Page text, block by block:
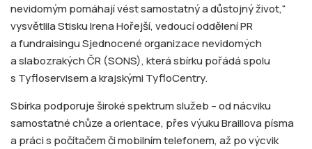
nevidomým pomáhají vést samostatný a důstojný život,“
vysvětlila Stisku Irena Hořejší, vedoucí oddělení PR
a fundraisingu Sjednocené organizace nevidomých
a slabozrakých ČR (SONS), která sbírku pořádá spolu
s Tyfloservisem a krajskými TyfloCentry.
Sbírka podporuje široké spektrum služeb – od nácviku
samostatné chůze a orientace, přes výuku Braillova písma
a práci s počítačem či mobilním telefonem, až po výcvik